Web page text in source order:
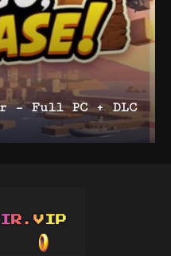
– Full PC + DLC